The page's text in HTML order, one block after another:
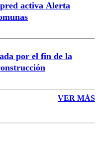
activa Alerta
por el fin de la
VER MÁS